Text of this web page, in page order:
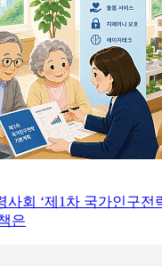
사회 ‘제1차 국가인구전
은